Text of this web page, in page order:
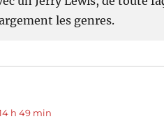
les genres.
h 49 min